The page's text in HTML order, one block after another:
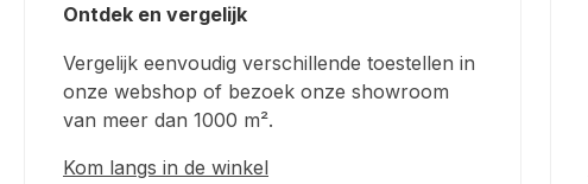
Ontdek en vergelijk
Vergelijk eenvoudig verschillende toestellen in
onze webshop of bezoek onze showroom
van meer dan 1000 m².
Kom langs in de winkel